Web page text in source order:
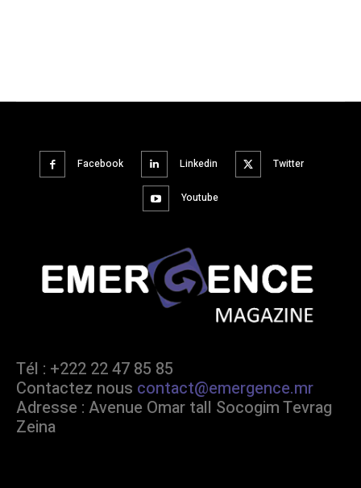
Facebook Linkedin Twitter
Youtube
Tél : +222 22 47 85 85
Contactez nous contact@emergence.mr
Adresse : Avenue Omar tall Socogim Tevrag
Zeina